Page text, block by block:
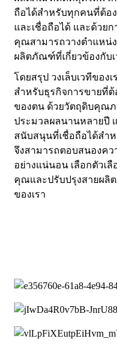
ถือได้สำหรับทุกคนที่ต้อ
และเชื่อถือได้ และด้วย
คุณสามารถวางตำแหน่ง
ผลิตภัณฑ์ที่เกี่ยวข้องกับเ
โดยสรุป วงเล็บเวทีของ
สำหรับธุรกิจการขายที่
ของตน ด้วยวัตถุดิบคุณ
ประมวลผลนานหลายปี
สนับสนุนที่เชื่อถือได้สำ
จึงสามารถตอบสนองค
อย่างแน่นอน เลือกตัวเ
คุณและปรับปรุงสายผลิ
ของเรา